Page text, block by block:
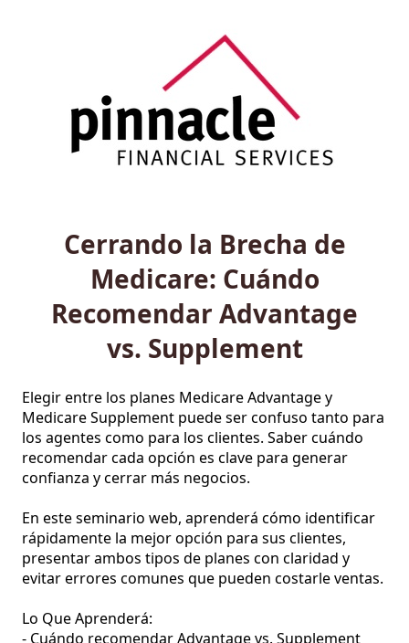
Cerrando la Brecha de
Medicare: Cuándo
Recomendar Advantage
vs. Supplement
Elegir entre los planes Medicare Advantage y
Medicare Supplement puede ser confuso tanto para
los agentes como para los clientes. Saber cuándo
recomendar cada opción es clave para generar
confianza y cerrar más negocios.
En este seminario web, aprenderá cómo identificar
rápidamente la mejor opción para sus clientes,
presentar ambos tipos de planes con claridad y
evitar errores comunes que pueden costarle ventas.
Lo Que Aprenderá:
- Cuándo recomendar Advantage vs. Supplement